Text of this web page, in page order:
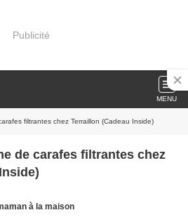
Publicité
MENU
filtrantes chez Terraillon (Cadeau Inside)
de carafes filtrantes chez
à la maison